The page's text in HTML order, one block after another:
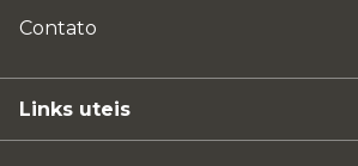
Contato
Links uteis